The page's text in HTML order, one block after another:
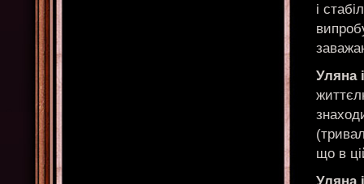
і
Уляна
що в
Уляна